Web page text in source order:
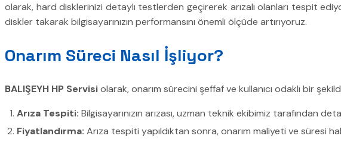
olarak, hard disklerinizi detaylı testlerden geçirerek arızalı olanları tespit
diskler takarak bilgisayarınızın performansını önemli ölçüde artırıyoruz.
Onarım Süreci Nasıl İşliyor?
BALIŞEYH HP Servisiolarak, onarım sürecini şeffaf ve kullanıcı odaklı bir
Arıza Tespiti: Bilgisayarınızın arızası, uzman teknik ekibimiz tarafından
Fiyatlandırma: Arıza tespiti yapıldıktan sonra, onarım maliyeti ve süresi